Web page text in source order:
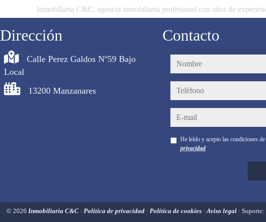
Inmobiliaria C&C, agencia inmobiliaria profesional con años de
Dirección
Calle Perez Galdos Nº59 Bajo
Local
13200 Manzanares
Contacto
nombre
teléfono
e-mail
He leído y acepto las condiciones
privacidad
© 2026 Inmobiliaria C&C · Política de privacidad · Política de cookies ·Aviso legal · Soporte: